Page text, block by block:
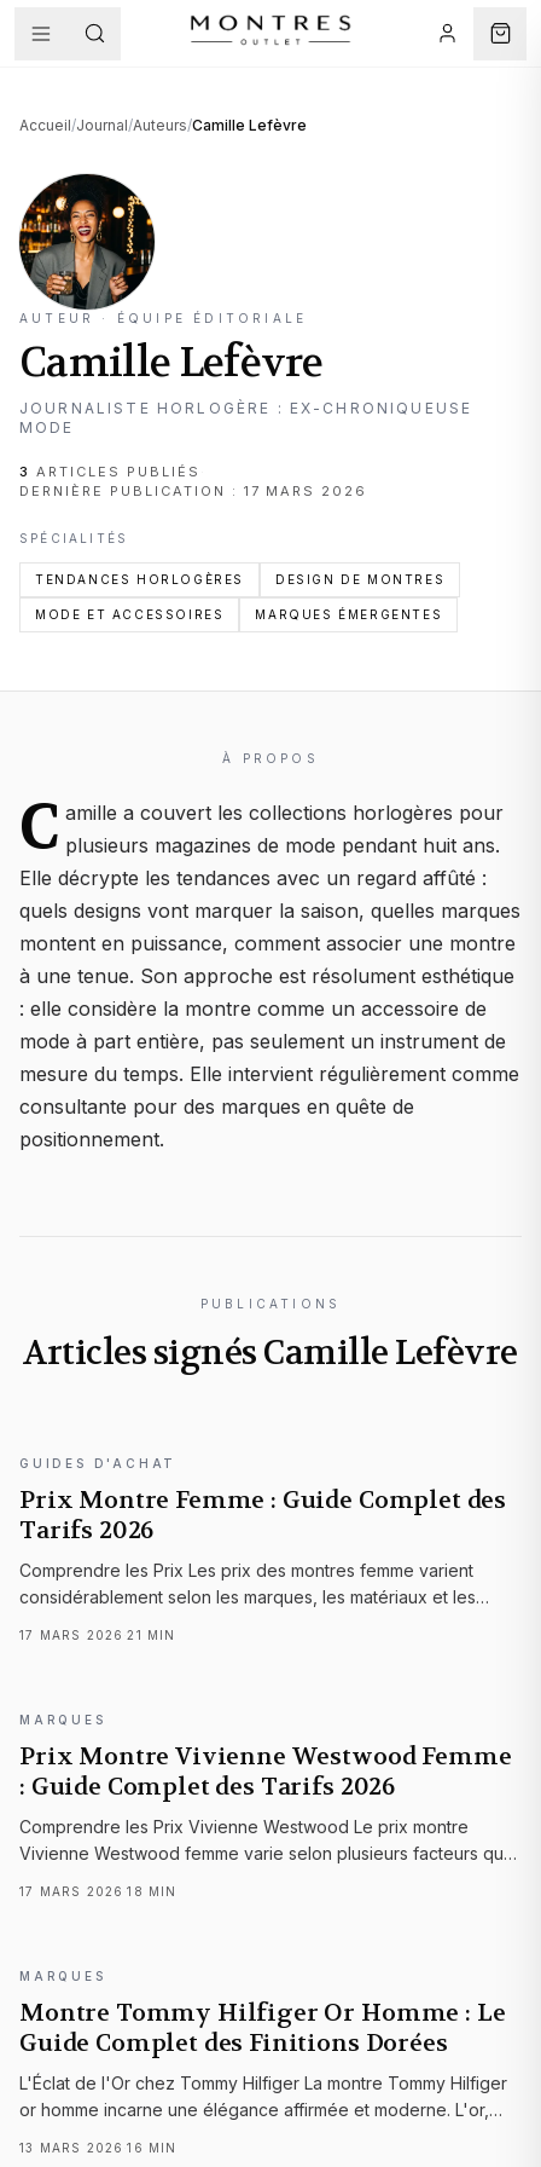
Accueil/Journal/Auteurs/Camille Lefèvre
AUTEUR · ÉQUIPE ÉDITORIALE
Camille Lefèvre
JOURNALISTE HORLOGÈRE : EX-CHRONIQUEUSE
MODE
3 ARTICLE S PUBLIÉ S
DERNIÈRE PUBLICATION : 17 MARS 2026
SPÉCIALITÉS
TENDANCES HORLOGÈRES DESIGN DE MONTRES
MODE ET ACCESSOIRES MARQUES ÉMERGENTES
À PROPOS
C amille a couvert les collections horlogères pour
plusieurs magazines de mode pendant huit ans.
Elle décrypte les tendances avec un regard affûté :
quels designs vont marquer la saison, quelles marques
montent en puissance, comment associer une montre
à une tenue. Son approche est résolument esthétique
: elle considère la montre comme un accessoire de
mode à part entière, pas seulement un instrument de
mesure du temps. Elle intervient régulièrement comme
consultante pour des marques en quête de
positionnement.
PUBLICATIONS
Articles signésCamille Lefèvre
GUIDES D'ACHAT
Prix Montre Femme : Guide Complet des
Tarifs 2026
Comprendre les Prix Les prix des montres femme varient
considérablement selon les marques, les matériaux et les
17 MARS 2026 ·21 MIN
MARQUES
Prix Montre Vivienne Westwood Femme
: Guide Complet des Tarifs 2026
Comprendre les Prix Vivienne Westwood Le prix montre
Vivienne Westwood femme varie selon plusieurs facteurs qu'il
17 MARS 2026 ·18 MIN
MARQUES
Montre Tommy Hilfiger Or Homme : Le
Guide Complet des Finitions Dorées
L'Éclat de l'Or chez Tommy Hilfiger La montre Tommy Hilfiger
or homme incarne une élégance affirmée et moderne. L'or,
13 MARS 2026 ·16 MIN